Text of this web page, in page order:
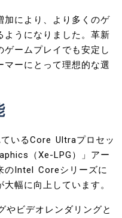
により、より多くのゲ
ようになりました。革新
ームプレイでも安定し
マーにとって理想的な選
いるCore Ultraプロセッ
（Xe-LPG）」アー
のIntel Coreシリーズに
幅に向上しています。
ビデオレンダリングと